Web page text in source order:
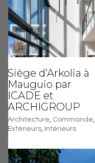
Siège d’Arkolia à
Mauguio par
ICADE et
ARCHIGROUP
Architecture, Commande,
Extérieurs, Intérieurs